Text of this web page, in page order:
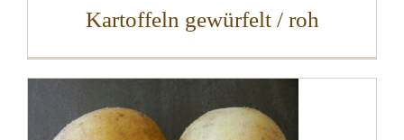
Kartoffeln gewürfelt / roh